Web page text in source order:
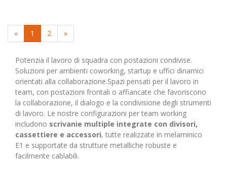
« 1 2 »
Potenzia il lavoro di squadra con postazioni condivise.
Soluzioni per ambienti coworking, startup e uffici dinamici
orientati alla collaborazione.Spazi pensati per il lavoro in
team, con postazioni frontali o affiancate che favoriscono
la collaborazione, il dialogo e la condivisione degli strumenti
di lavoro. Le nostre configurazioni per team working
includono scrivanie multiple integrate con divisori,
cassettiere e accessori, tutte realizzate in melaminico
E1 e supportate da strutture metalliche robuste e
facilmente cablabili.